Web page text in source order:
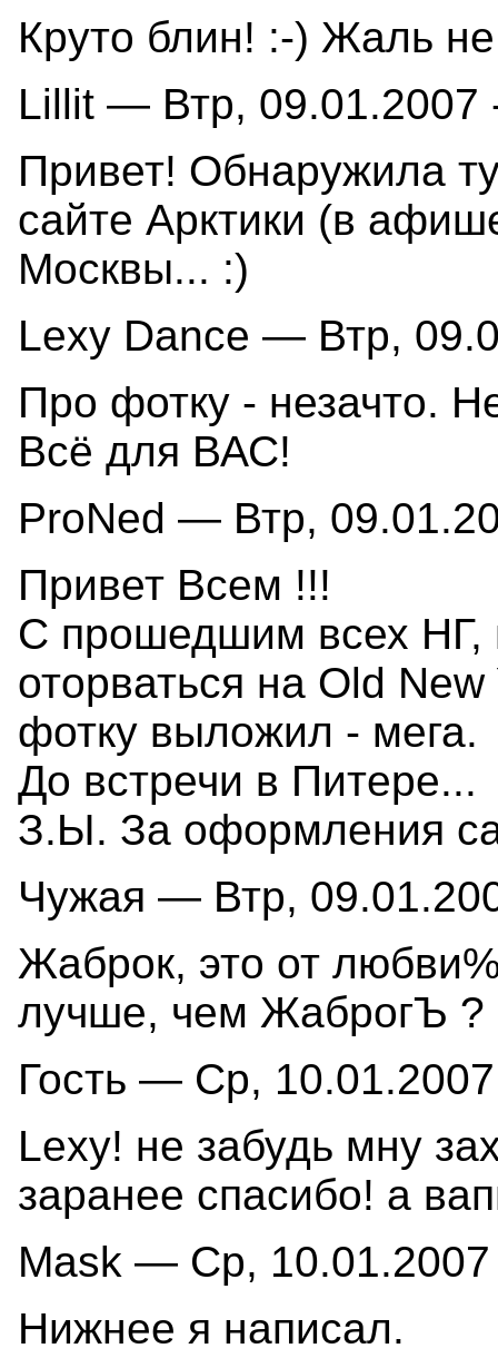
Круто блин! :-) Жаль
Lillit — Втр, 09.01.2007
Привет! Обнаружила
сайте Арктики (в
Москвы... :)
Lexy Dance — Втр,
Про фотку - незачто.
Всё для ВАС!
ProNed — Втр,
Привет Всем !!!
С прошедшим всех НГ,
оторваться на Old
фотку выложил - мега.
До встречи в Питере...
З.Ы. За оформления
Чужая — Втр,
Жаброк, это от
лучше, чем ЖаброгЪ ?
Гость — Ср,
Lexy! не забудь мну
заранее спасибо! а
Mask — Ср, 10.01.2007
Нижнее я написал.